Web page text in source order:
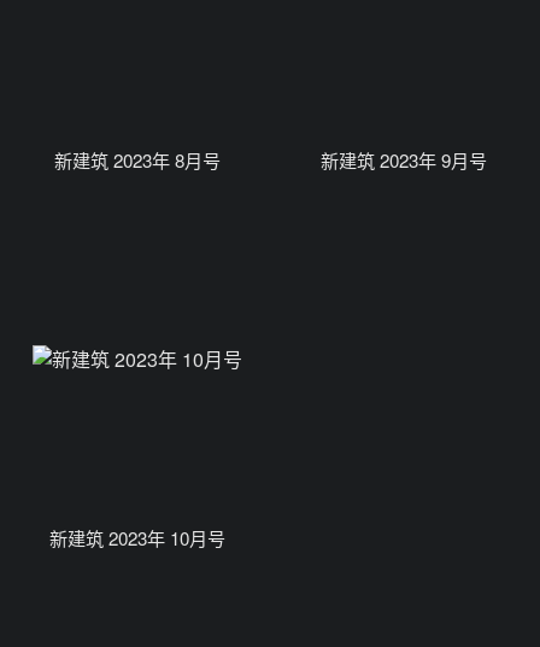
新建筑 2023年 8月号 新建筑 2023年 9月号
新建筑 2023年 10月号